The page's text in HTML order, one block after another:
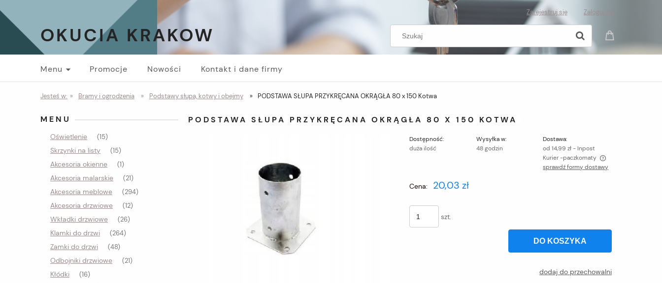
Zarejestruj się Zaloguj się
OKUCIA KRAKOW
Menu Promocje Nowości Kontakt i dane firmy
Jesteś w: » Bramy i ogrodzenia » Podstawy słupa, kotwy i obejmy » PODSTAWA SŁUPA PRZYKRĘCANA OKRĄGŁA 80 x 150 Kotwa
MENU
Oświetlenie (15)
Skrzynki na listy (15)
Akcesoria okienne (1)
Akcesoria malarskie (21)
Akcesoria meblowe (294)
Akcesoria drzwiowe (12)
Wkładki drzwiowe (26)
Klamki do drzwi (264)
Zamki do drzwi (48)
Odbojniki drzwiowe (21)
Kłódki (16)
PODSTAWA SŁUPA PRZYKRĘCANA OKRĄGŁA 80 X 150 KOTWA
Dostępność:
duża ilość
Wysyłka w:
48 godzin
Dostawa:
od 14,99 zł - Inpost
Kurier -paczkomaty
sprawdź formy dostawy
Cena: 20,03 zł
szt.
DO KOSZYKA
dodaj do przechowalni